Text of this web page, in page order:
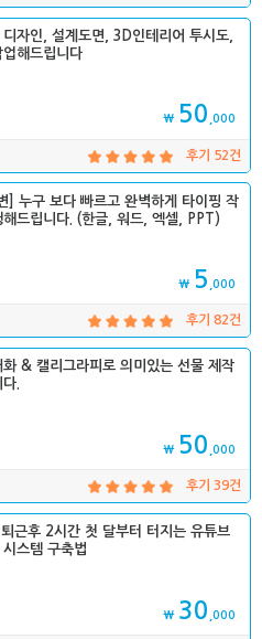
디자인, 설계도면, 3D인테리어 투시도,
업해드립니다
₩ 50 ,000
후기 52건
] 누구 보다 빠르고 완벽하게 타이핑 작
해드립니다. (한글, 워드, 엑셀, PPT)
₩ 5 ,000
후기 82건
화 & 캘리그라피로 의미있는 선물 제작
.
₩ 50 ,000
후기 39건
근후 2시간 첫 달부터 터지는 유튜브
스템 구축법
₩ 30 ,000